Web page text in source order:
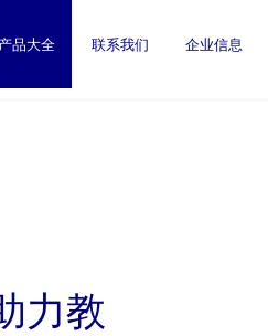
产品大全 联系我们 企业信息
力教